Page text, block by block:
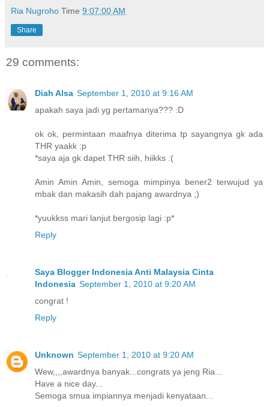
Ria Nugroho Time 9:07:00 AM
Share
29 comments:
Diah Alsa September 1, 2010 at 9:16 AM
apakah saya jadi yg pertamanya??? :D
ok ok, permintaan maafnya diterima tp sayangnya gk ada
THR yaakk :p
*saya aja gk dapet THR siih, hiikks :(
Amin Amin Amin, semoga mimpinya bener2 terwujud ya
mbak dan makasih dah pajang awardnya ;)
*yuukkss mari lanjut bergosip lagi :p*
Reply
Saya Blogger Indonesia Anti Malaysia Cinta
Indonesia September 1, 2010 at 9:20 AM
congrat !
Reply
Unknown September 1, 2010 at 9:20 AM
Wew,,,,awardnya banyak...congrats ya jeng Ria...
Have a nice day...
Semoga smua impiannya menjadi kenyataan...